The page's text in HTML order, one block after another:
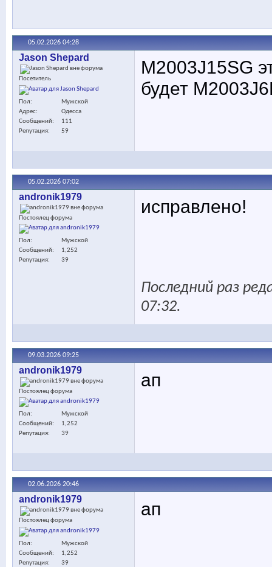
05.02.2026 04:28
Jason Shepard
Посетитель
Пол
Мужской
Адрес
Одесса
Сообщений
111
Репутация
59
M2003J15SG
будет
05.02.2026 07:02
andronik1979
Постоялец форума
Пол
Мужской
Сообщений
1,252
Репутация
39
исправлено!
Последний раз
07:32.
09.03.2026 09:25
andronik1979
Постоялец форума
Пол
Мужской
Сообщений
1,252
Репутация
39
ап
02.06.2026 20:46
andronik1979
Постоялец форума
Пол
Мужской
Сообщений
1,252
Репутация
39
ап